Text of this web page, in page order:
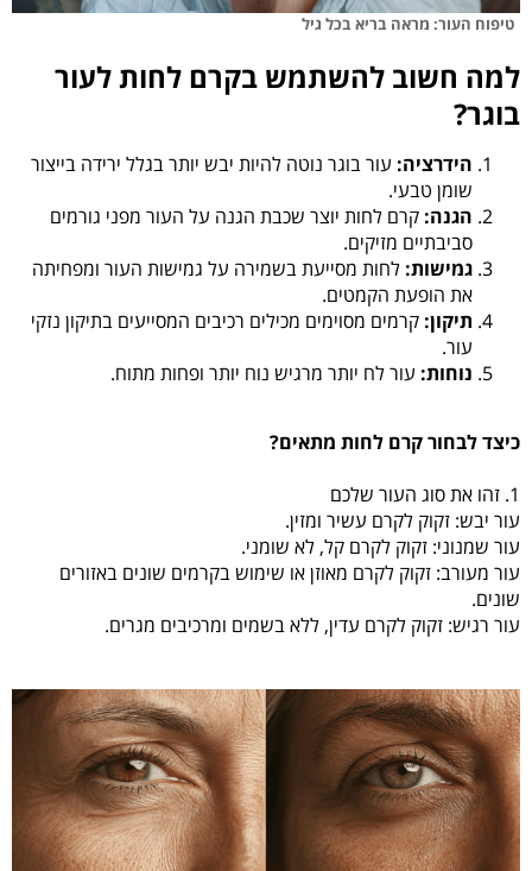
טיפוח העור: מראה בריא בכל גיל
למה חשוב להשתמש בקרם לחות לעור
בוגר?
הידרציה: עור בוגר נוטה להיות יבש יותר בגלל ירידה בייצור
שומן טבעי.
הגנה: קרם לחות יוצר שכבת הגנה על העור מפני גורמים
סביבתיים מזיקים.
גמישות: לחות מסייעת בשמירה על גמישות העור ומפחיתה
את הופעת הקמטים.
תיקון: קרמים מסוימים מכילים רכיבים המסייעים בתיקון נזקי
עור.
נוחות: עור לח יותר מרגיש נוח יותר ופחות מתוח.
כיצד לבחור קרם לחות מתאים?
1. זהו את סוג העור שלכם
עור יבש: זקוק לקרם עשיר ומזין.
עור שמנוני: זקוק לקרם קל, לא שומני.
עור מעורב: זקוק לקרם מאוזן או שימוש בקרמים שונים באזורים
שונים.
עור רגיש: זקוק לקרם עדין, ללא בשמים ומרכיבים מגרים.